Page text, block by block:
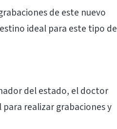
de este nuevo
ideal para este tipo de
del estado, el doctor
realizar grabaciones y